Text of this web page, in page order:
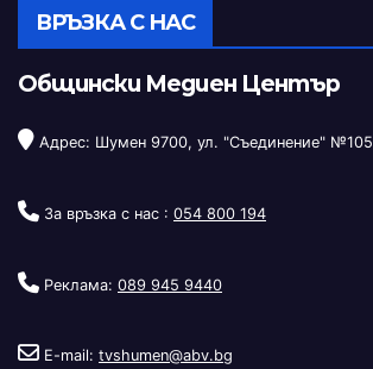
ВРЪЗКА С НАС
Общински Медиен Център
Адрес: Шумен 9700, ул. "Съединение" №105
За връзка с нас : 054 800 194
Реклама: 089 945 9440
E-mail: tvshumen@abv.bg